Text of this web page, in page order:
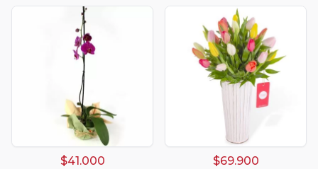
$41.000 $69.900